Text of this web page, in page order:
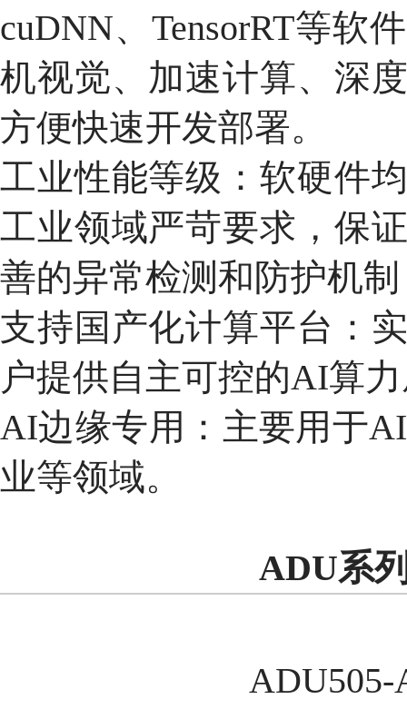
cuDNN、TensorRT等软
机视觉、加速计算、深
方便快速开发部署。
工业性能等级：软硬件
工业领域严苛要求，保
善的异常检测和防护机
支持国产化计算平台：
户提供自主可控的AI算
AI边缘专用：主要用于
业等领域。
ADU系